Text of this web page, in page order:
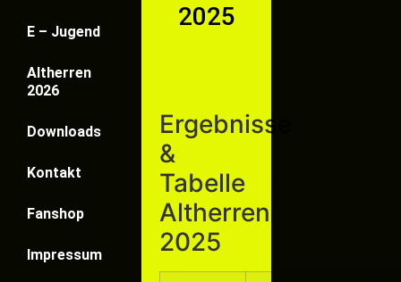
E – Jugend
Altherren
2026
Downloads
Kontakt
Fanshop
Impressum
2025
Ergebnisse
&
Tabelle
Altherren
2025